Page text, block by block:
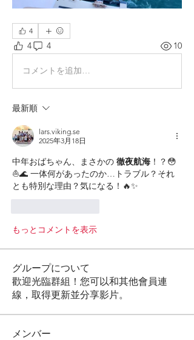
4
4 4 10
コメントを追加…
最新順
lars.viking.se
2025年3月18日
中年おばちゃん、まさかの 徹夜航海 ！？😳
⛵🌊 一体何があったのか…トラブル？それ
とも特別な理由？気になる！🔥✨
もっとコメントを表示
グループについて
歡迎光臨群組！您可以和其他會員連
線，取得更新並分享影片。
メンバー